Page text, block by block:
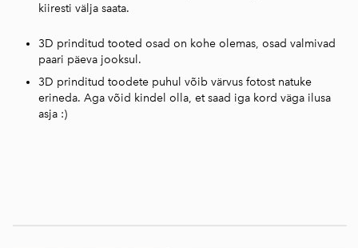
kiiresti välja saata.
3D prinditud tooted osad on kohe olemas, osad valmivad
paari päeva jooksul.
3D prinditud toodete puhul võib värvus fotost natuke
erineda. Aga võid kindel olla, et saad iga kord väga ilusa
asja :)